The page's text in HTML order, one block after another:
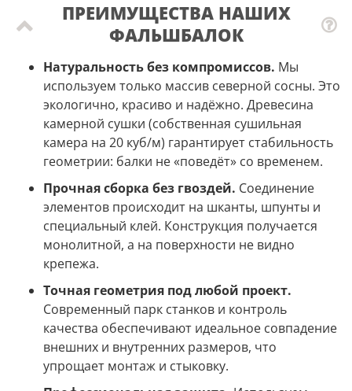
ПРЕИМУЩЕСТВА НАШИХ
ФАЛЬШБАЛОК
Натуральность без компромиссов. Мы
используем только массив северной сосны. Это
экологично, красиво и надёжно. Древесина
камерной сушки (собственная сушильная
камера на 20 куб/м) гарантирует стабильность
геометрии: балки не «поведёт» со временем.
Прочная сборка без гвоздей. Соединение
элементов происходит на шканты, шпунты и
специальный клей. Конструкция получается
монолитной, а на поверхности не видно
крепежа.
Точная геометрия под любой проект.
Современный парк станков и контроль
качества обеспечивают идеальное совпадение
внешних и внутренних размеров, что
упрощает монтаж и стыковку.